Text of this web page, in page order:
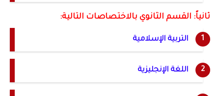
ثانياً: القسم الثانوي بالاختصاصات التالية:
التربية الإسلامية
اللغة الإنجليزية